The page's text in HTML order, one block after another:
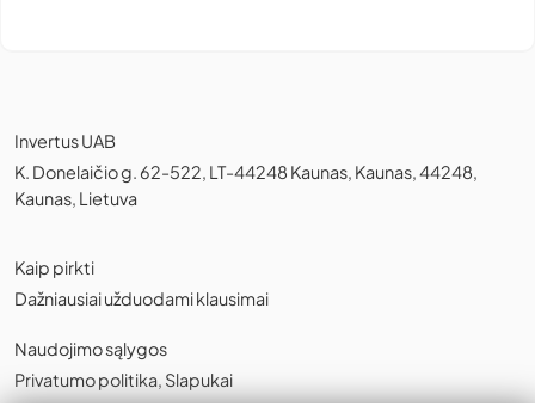
Invertus UAB
K. Donelaičio g. 62-522, LT-44248 Kaunas, Kaunas, 44248,
Kaunas, Lietuva
Kaip pirkti
Dažniausiai užduodami klausimai
Naudojimo sąlygos
Privatumo politika, Slapukai